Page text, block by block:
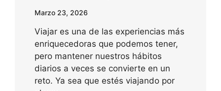
Marzo 23, 2026
Viajar es una de las experiencias más
enriquecedoras que podemos tener,
pero mantener nuestros hábitos
diarios a veces se convierte en un
reto. Ya sea que estés viajando por